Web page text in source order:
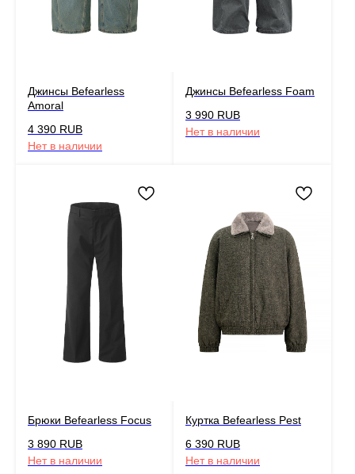
Джинсы Befearless
Amoral
4 390 RUB
Нет в наличии
Джинсы Befearless Foam
3 990 RUB
Нет в наличии
Брюки Befearless Focus
3 890 RUB
Нет в наличии
Куртка Befearless Pest
6 390 RUB
Нет в наличии